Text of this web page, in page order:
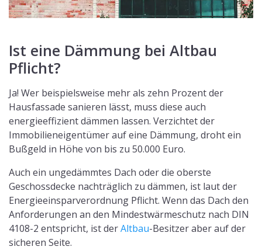
Ist eine Dämmung bei Altbau
Pflicht?
Ja! Wer beispielsweise mehr als zehn Prozent der
Hausfassade sanieren lässt, muss diese auch
energieeffizient dämmen lassen. Verzichtet der
Immobilieneigentümer auf eine Dämmung, droht ein
Bußgeld in Höhe von bis zu 50.000 Euro.
Auch ein ungedämmtes Dach oder die oberste
Geschossdecke nachträglich zu dämmen, ist laut der
Energieeinsparverordnung Pflicht. Wenn das Dach den
Anforderungen an den Mindestwärmeschutz nach DIN
4108-2 entspricht, ist derAltbau-Besitzer aber auf der
sicheren Seite.